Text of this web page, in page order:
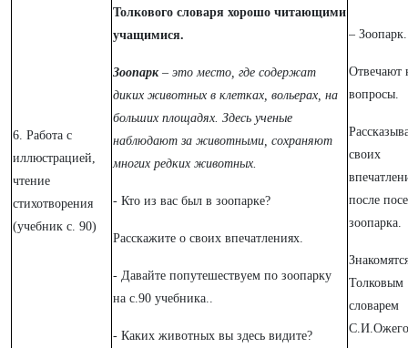
6. Работа с
иллюстрацией,
чтение
стихотворения
(учебник с. 90)
Толкового словаря хорошо читающими
учащимися.
Зоопарк– это место, где содержат
диких животных в клетках, вольерах, на
больших площадях. Здесь ученые
наблюдают за животными, сохраняют
многих редких животных.
- Кто из вас был в зоопарке?
Расскажите о своих впечатлениях.
- Давайте попутешествуем по зоопарку
на с.90 учебника..
- Каких животных вы здесь видите?
– Зоопарк.
Отвечают
вопросы.
своих
после
зоопарка.
Толковым
словарем